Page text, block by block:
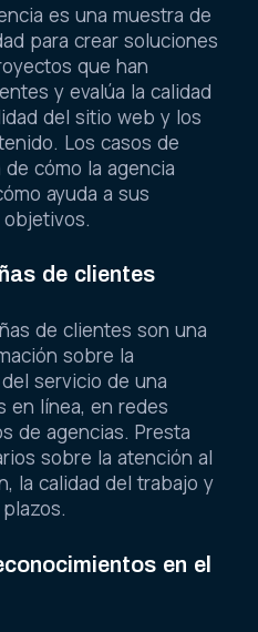
es una muestra de
para crear soluciones
que han
y evalúa la calidad
del sitio web y los
Los casos de
cómo la agencia
ayuda a sus
de clientes
de clientes son una
sobre la
servicio de una
en línea, en redes
de agencias. Presta
sobre la atención al
la calidad del trabajo y
en el